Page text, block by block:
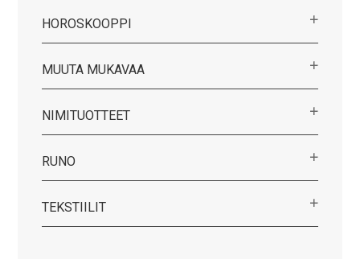
HOROSKOOPPI
MUUTA MUKAVAA
NIMITUOTTEET
RUNO
TEKSTIILIT